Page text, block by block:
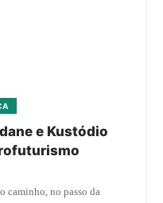
e Kustódio
caminho, no passo da